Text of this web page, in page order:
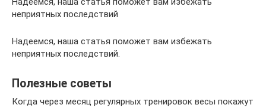
неприятных последствий
Надеемся, наша статья поможет вам избежать
неприятных последствий.
Полезные советы
Когда через месяц регулярных тренировок весы покажут